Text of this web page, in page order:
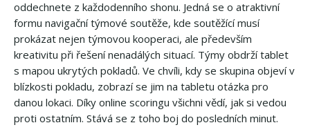
oddechnete z každodenního shonu. Jedná se o atraktivní
formu navigační týmové soutěže, kde soutěžící musí
prokázat nejen týmovou kooperaci, ale především
kreativitu při řešení nenadálých situací. Týmy obdrží tablet
s mapou ukrytých pokladů. Ve chvíli, kdy se skupina objeví v
blízkosti pokladu, zobrazí se jim na tabletu otázka pro
danou lokaci. Díky online scoringu všichni vědí, jak si vedou
proti ostatním. Stává se z toho boj do posledních minut.